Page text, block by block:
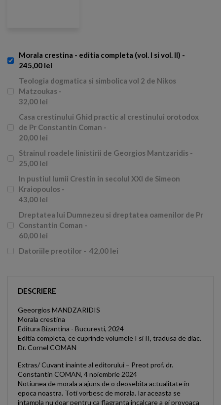
Morala crestina - editia completa (vol. I si vol. II) -
245,00 lei
Teologia dogmatica si simbolica vol 2 de Nikos
Matzoukas -
32,00 lei
Casa crestinului Ghid practic al crestinului orotodox
de Pr Constantin Coman -
20,00 lei
Strainul roadele linistirii de Georgios Mantzaridis -
25,00 lei
In pustiul lumii Crestin in secolul XXI de Simeon
Kraiopoulos -
43,00 lei
Dreptatea lui Dumnezeu si dreptatea oamenilor de Pr
Constantin Coman -
60,00 lei
Datoriile preotilor - 42,00 lei
DESCRIERE
Geeorgios MANDZARIDIS
Morala crestina
Editura Bizantina - Bucuresti, 2024
Editia completa, ce cuprinde volumele I si II, tradusa de diac.
Dr. Cornel COMAN
Extras/ Cuvant inainte al editorului – Preot prof. dr.
Constantin COMAN, 4 noiembrie 2024
Notiunea de morala a ajuns de o deosebita actualitate in
epoca noastra. Toti vorbesc de morala. Iar aceasta se
intampla nu doar pentru ca flagranta incalcare a ei provoaca